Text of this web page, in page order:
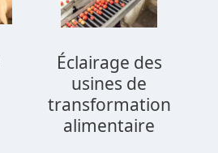
Éclairage des
usines de
transformation
alimentaire